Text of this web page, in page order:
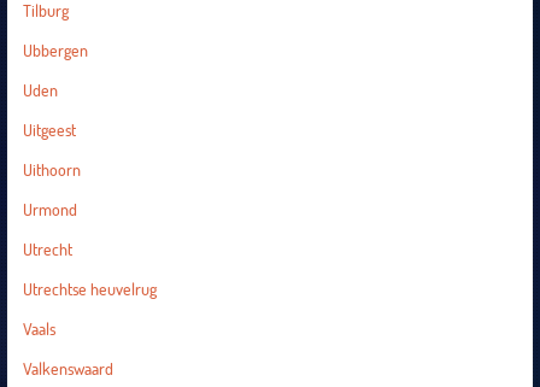
Tilburg
Ubbergen
Uden
Uitgeest
Uithoorn
Urmond
Utrecht
Utrechtse heuvelrug
Vaals
Valkenswaard